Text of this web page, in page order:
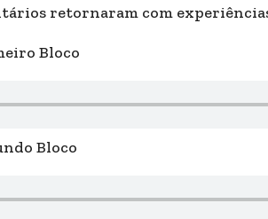
retornaram com
Bloco
Bloco